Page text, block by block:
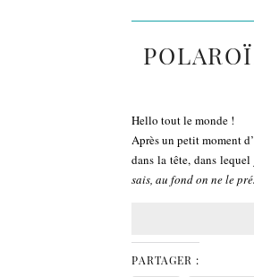
Hello tout le monde !
Après un petit moment
dans la tête, dans
sais, au fond on ne le
PARTAGER :